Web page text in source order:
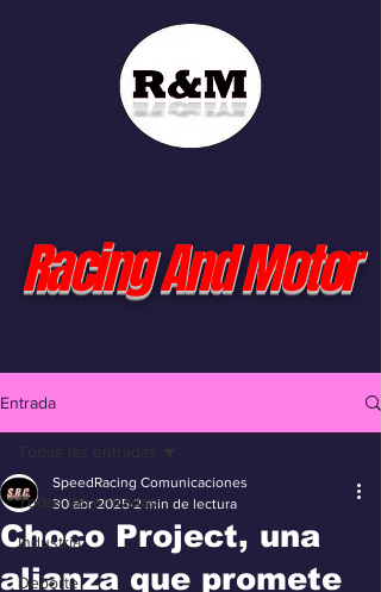
Racing And Motor
Entrada
Todas las entradas
Industria
Deporte
Todas las entradas
Choco Project, una
alianza que promete
SpeedRacing Comunicaciones
30 abr 2025 2 min de lectura